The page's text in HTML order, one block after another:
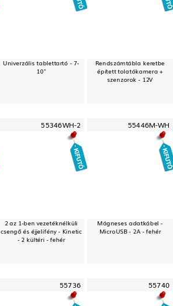
Univerzális tablettartó - 7-
10"
Rendszámtábla keretbe
épített tolatókamera +
szenzorok - 12V
55346WH-2
2 az 1-ben vezetéknélküli
csengő és éjjelifény - Kinetic
- 2 kültéri - fehér
55446M-WH
Mágneses adatkábel -
MicroUSB - 2A - fehér
55736 55740